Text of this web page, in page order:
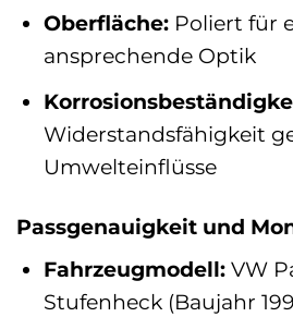
Oberfläche:Poliert für
ansprechende Optik
Widerstandsfähigkeit
Umwelteinflüsse
Passgenauigkeit und
Fahrzeugmodell:VW
Stufenheck (Baujahr